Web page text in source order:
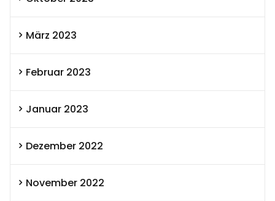
März 2023
Februar 2023
Januar 2023
Dezember 2022
November 2022